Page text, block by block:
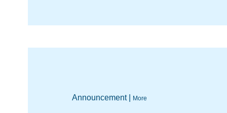
Announcement | More